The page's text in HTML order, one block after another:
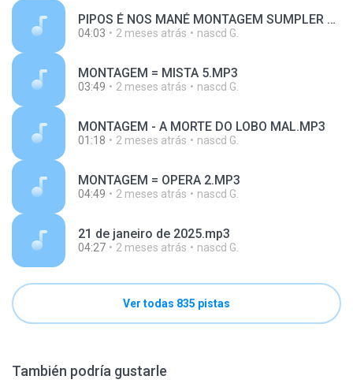
PIPOS É NOS MANÉ MONTAGEM SUMPLER FRENETICO.mp3
04:03 2 meses atrás nascd G.
MONTAGEM = MISTA 5.MP3
03:49 2 meses atrás nascd G.
MONTAGEM - A MORTE DO LOBO MAL.MP3
01:18 2 meses atrás nascd G.
MONTAGEM = OPERA 2.MP3
04:49 2 meses atrás nascd G.
21 de janeiro de 2025.mp3
04:27 2 meses atrás nascd G.
Ver todas 835 pistas
También podría gustarle